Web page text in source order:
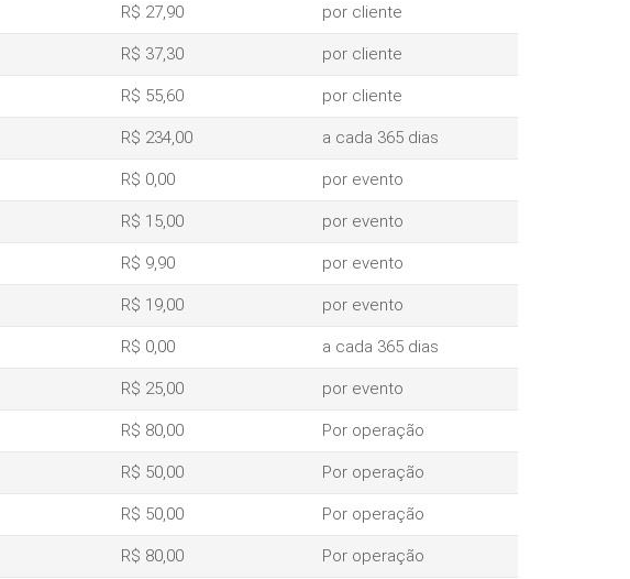
R$ 27,90 por cliente
R$ 37,30 por cliente
R$ 55,60 por cliente
R$ 234,00 a cada 365 dias
R$ 0,00 por evento
R$ 15,00 por evento
R$ 9,90 por evento
R$ 19,00 por evento
R$ 0,00 a cada 365 dias
R$ 25,00 por evento
R$ 80,00 Por operação
R$ 50,00 Por operação
R$ 50,00 Por operação
R$ 80,00 Por operação